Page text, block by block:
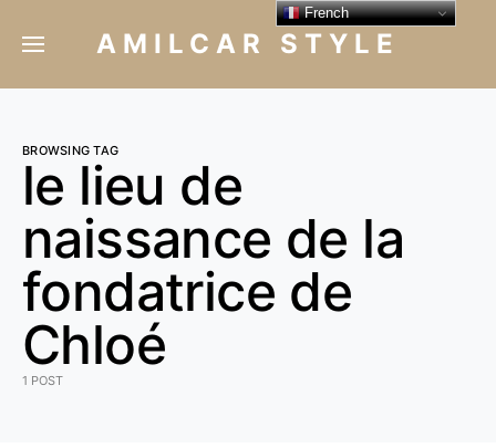
AMILCAR STYLE
BROWSING TAG
le lieu de
naissance de la
fondatrice de
Chloé
1 POST
French